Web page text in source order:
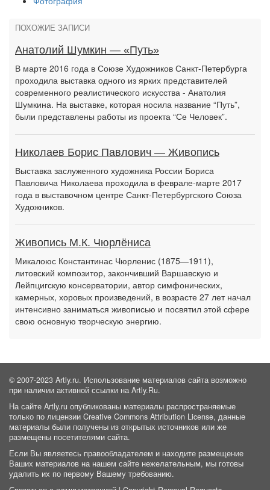
ПОХОЖИЕ ЗАПИСИ
Анатолий Шумкин — «Путь»
В марте 2016 года в Союзе Художников Санкт-Петербурга
проходила выставка одного из ярких представителей
современного реалистического искусства - Анатолия
Шумкина. На выставке, которая носила название “Путь”,
были представлены работы из проекта “Се Человек”.
Николаев Борис Павлович — Живопись
Выставка заслуженного художника России Бориса
Павловича Николаева проходила в феврале-марте 2017
года в выставочном центре Санкт-Петербургского Союза
Художников.
Живопись М.К. Чюрлёниса
Микалоюс Константинас Чюрленис (1875—1911),
литовский композитор, закончивший Варшавскую и
Лейпцигскую консерватории, автор симфонических,
камерных, хоровых произведений, в возрасте 27 лет начал
интенсивно заниматься живописью и посвятил этой сфере
свою основную творческую энергию.
© 2007-2023 Artly.ru. Использование материалов сайта возможно
при наличии активной ссылки на Artly.Ru.
На сайте Artly.ru опубликованы материалы распространяемые
только по лицензии Creative Commons Attribution License, данные
материалы были получены из открытых источников или же
размещены посетителями сайта.
Если Вы являетесь правообладателем и находите размещение
Ваших материалов на нашем сайте нежелательным, мы готовы
удалить их по первому Вашему требованию.